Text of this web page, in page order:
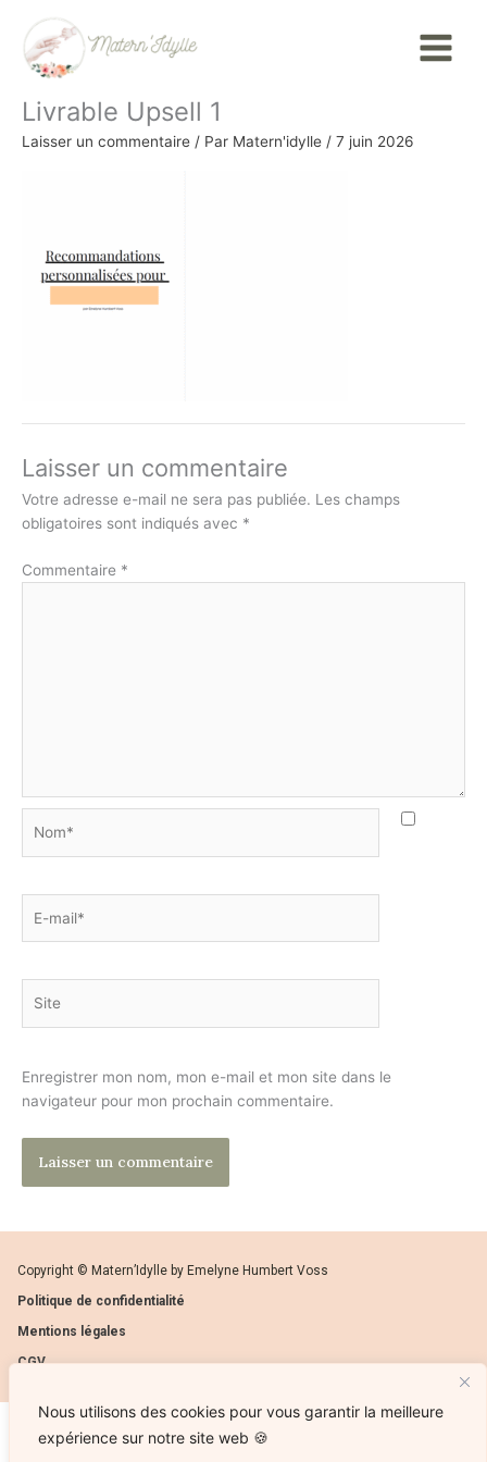
Nous utilisons des cookies pour vous garantir la meilleure
expérience sur notre site web 🍪
contenu
Menu
Livrable Upsell 1
Laisser un commentaire / Par Matern'idylle / 7 juin 2026
Laisser un commentaire
Votre adresse e-mail ne sera pas publiée. Les champs
obligatoires sont indiqués avec *
Commentaire *
mail*
Enregistrer mon nom, mon e-mail et mon site dans le
navigateur pour mon prochain commentaire.
Copyright © Matern’Idylle by Emelyne Humbert Voss
Politique de confidentialité
Mentions légales
CGV
Ce site ne fait pas partie du site web Facebook ou de Facebook, Inc. ni de Google Inc. En outre, ce site